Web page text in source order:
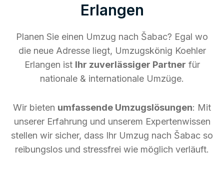
Erlangen
Planen Sie einen Umzug nach Šabac? Egal wo
die neue Adresse liegt, Umzugskönig Koehler
Erlangen ist Ihr zuverlässiger Partner für
nationale & internationale Umzüge.
Wir bieten umfassende Umzugslösungen: Mit
unserer Erfahrung und unserem Expertenwissen
stellen wir sicher, dass Ihr Umzug nach Šabac so
reibungslos und stressfrei wie möglich verläuft.